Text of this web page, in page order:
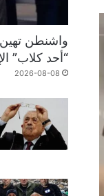
واشنطن
“أحد كلاب”
2026-08-08